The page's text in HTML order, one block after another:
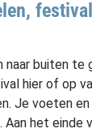
naar buiten te
hier of op
Je voeten
Aan het einde